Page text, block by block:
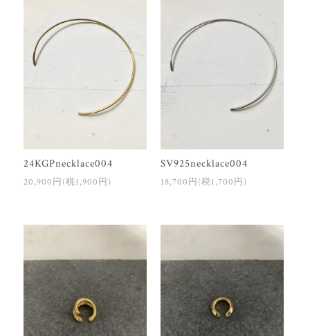
24KGPnecklace004
20,900円(税1,900円)
SV925necklace004
18,700円(税1,700円)